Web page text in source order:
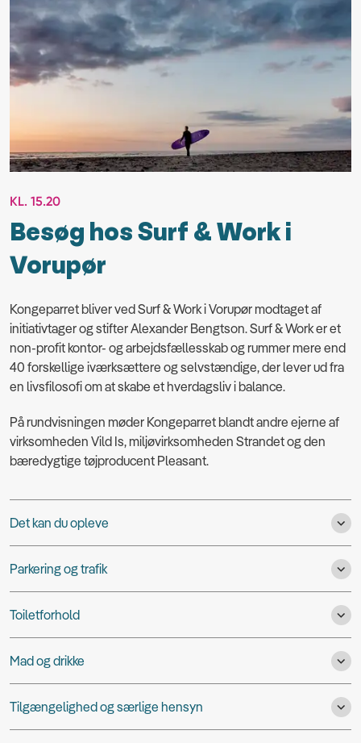
KL. 15.20
Besøg hos Surf & Work i
Vorupør
Kongeparret bliver ved Surf & Work i Vorupør modtaget af
initiativtager og stifter Alexander Bengtson. Surf & Work er et
non-profit kontor- og arbejdsfællesskab og rummer mere end
40 forskellige iværksættere og selvstændige, der lever ud fra
en livsfilosofi om at skabe et hverdagsliv i balance.
På rundvisningen møder Kongeparret blandt andre ejerne af
virksomheden Vild Is, miljøvirksomheden Strandet og den
bæredygtige tøjproducent Pleasant.
Det kan du opleve
Parkering og trafik
Toiletforhold
Mad og drikke
Tilgængelighed og særlige hensyn